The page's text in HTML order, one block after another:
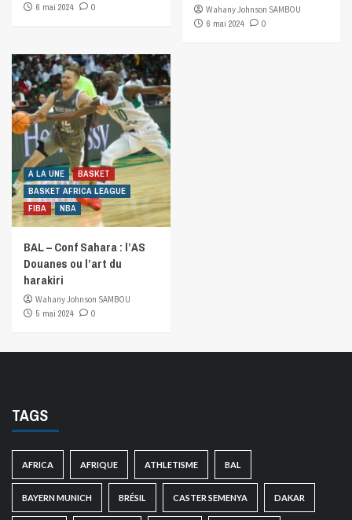
6 mai 2024
0
Wahany Johnson SAMBOU
6 mai 2024
0
A LA UNE
BASKET
BASKET AFRICA LEAGUE
FIBA
NBA
BAL – Conf Sahara : l’AS
Douanes ou l’art du
harakiri
Wahany Johnson SAMBOU
5 mai 2024
0
TAGS
AFRICA AFRIQUE ATHLETISME BAL
BAYERN MUNICH BRÉSIL CASTER SEMENYA DAKAR